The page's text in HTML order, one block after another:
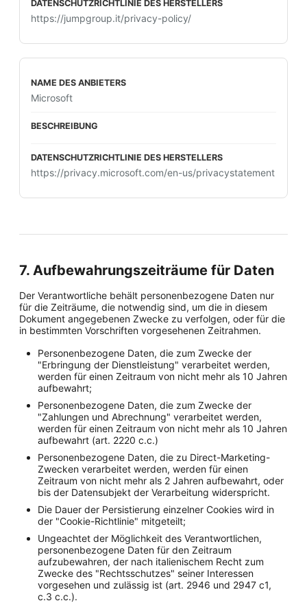
https://jumpgroup.it/privacy-policy/
Microsoft
https://privacy.microsoft.com/en-us/privacystatement
7. Aufbewahrungszeiträume für Daten
Der Verantwortliche behält personenbezogene Daten nur
für die Zeiträume, die notwendig sind, um die in diesem
Dokument angegebenen Zwecke zu verfolgen, oder für die
in bestimmten Vorschriften vorgesehenen Zeitrahmen.
Personenbezogene Daten, die zum Zwecke der
"Erbringung der Dienstleistung" verarbeitet werden,
werden für einen Zeitraum von nicht mehr als 10 Jahren
aufbewahrt;
Personenbezogene Daten, die zum Zwecke der
"Zahlungen und Abrechnung" verarbeitet werden,
werden für einen Zeitraum von nicht mehr als 10 Jahren
aufbewahrt (art. 2220 c.c.)
Personenbezogene Daten, die zu Direct-Marketing-
Zwecken verarbeitet werden, werden für einen
Zeitraum von nicht mehr als 2 Jahren aufbewahrt, oder
bis der Datensubjekt der Verarbeitung widerspricht.
Die Dauer der Persistierung einzelner Cookies wird in
der "Cookie-Richtlinie" mitgeteilt;
Ungeachtet der Möglichkeit des Verantwortlichen,
personenbezogene Daten für den Zeitraum
aufzubewahren, der nach italienischem Recht zum
Zwecke des "Rechtsschutzes" seiner Interessen
vorgesehen und zulässig ist (art. 2946 und 2947 c1,
c.3 c.c.).